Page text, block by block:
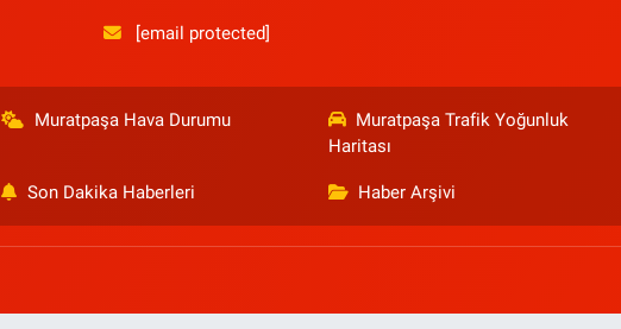
[email protected]
Muratpaşa Hava Durumu
Muratpaşa Trafik Yoğunluk
Haritası
Son Dakika Haberleri Haber Arşivi